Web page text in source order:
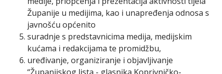
Županije u medijima, kao i unapređenja odnosa s
javnošću općenito
suradnje s predstavnicima medija, medijskim
kućama i redakcijama te promidžbu,
uređivanje, organiziranje i objavljivanje